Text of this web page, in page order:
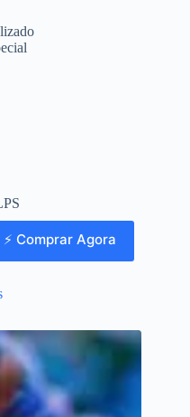
⚡ Comprar Agora